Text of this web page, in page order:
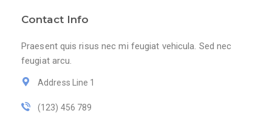
Contact Info
Praesent quis risus nec mi feugiat vehicula. Sed nec
feugiat arcu.
Address Line 1
(123) 456 789